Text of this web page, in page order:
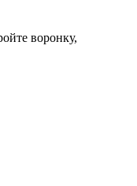
воронку,